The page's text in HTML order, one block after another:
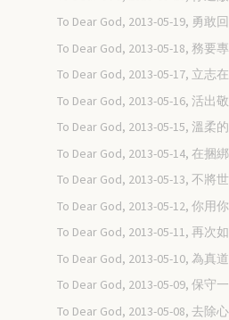
To Dear God, 2013-05-19, 勇敢
To Dear God, 2013-05-18, 務要
To Dear God, 2013-05-17, 立志
To Dear God, 2013-05-16, 活出
To Dear God, 2013-05-15, 溫柔
To Dear God, 2013-05-14, 在捆
To Dear God, 2013-05-13, 不將
To Dear God, 2013-05-12, 你用
To Dear God, 2013-05-11, 再次
To Dear God, 2013-05-10, 為真
To Dear God, 2013-05-09, 保守
To Dear God, 2013-05-08, 去除